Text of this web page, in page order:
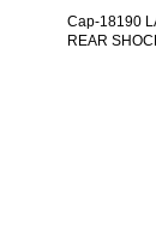
Cap-18190
REAR